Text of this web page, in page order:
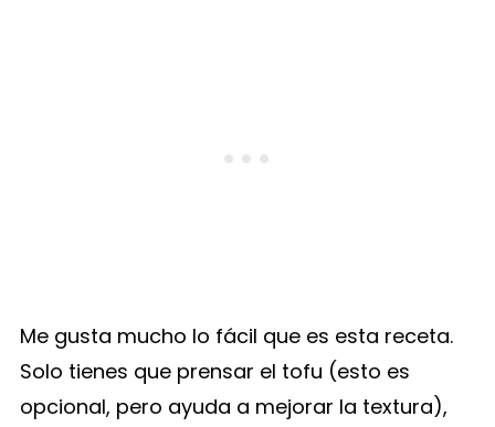
Me gusta mucho lo fácil que es esta receta.
Solo tienes que prensar el tofu (esto es
opcional, pero ayuda a mejorar la textura),